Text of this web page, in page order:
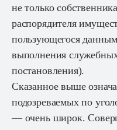
не только
распорядителя
пользующегося
выполнения
постановления).
Сказанное выше
подозреваемых по
— очень широк.